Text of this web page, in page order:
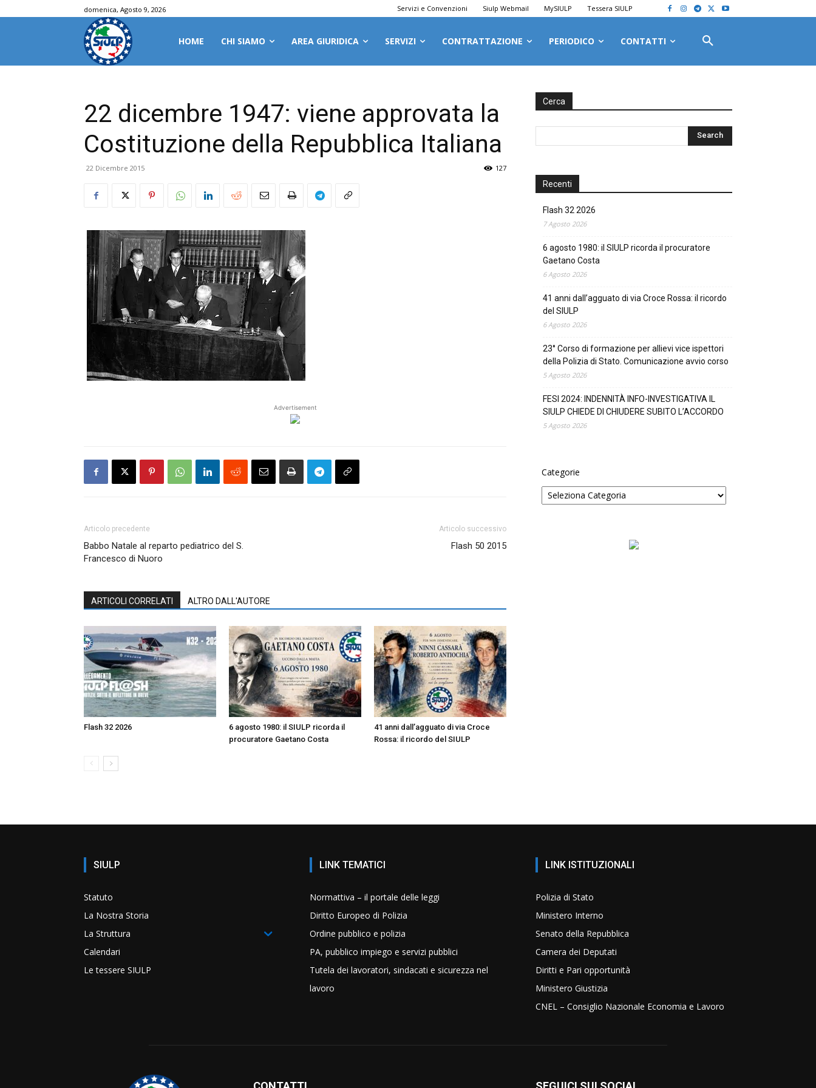
domenica, Agosto 9, 2026 Servizi e Convenzioni Siulp Webmail MySIULP Tessera SIULP
HOME CHI SIAMO AREA GIURIDICA SERVIZI CONTRATTAZIONE PERIODICO CONTATTI
22 dicembre 1947: viene approvata la
Costituzione della Repubblica Italiana
22 Dicembre 2015 127
Advertisement
Articolo precedente
Babbo Natale al reparto pediatrico del S.
Francesco di Nuoro
Articolo successivo
Flash 50 2015
ARTICOLI CORRELATI ALTRO DALL'AUTORE
Flash 32 2026
6 agosto 1980: il SIULP ricorda il
procuratore Gaetano Costa
41 anni dall’agguato di via Croce
Rossa: il ricordo del SIULP
Cerca
Recenti
Flash 32 2026
7 Agosto 2026
6 agosto 1980: il SIULP ricorda il procuratore
Gaetano Costa
6 Agosto 2026
41 anni dall’agguato di via Croce Rossa: il ricordo
del SIULP
6 Agosto 2026
23° Corso di formazione per allievi vice ispettori
della Polizia di Stato. Comunicazione avvio corso
5 Agosto 2026
FESI 2024: INDENNITÀ INFO-INVESTIGATIVA IL
SIULP CHIEDE DI CHIUDERE SUBITO L’ACCORDO
5 Agosto 2026
Categorie
SIULP
Statuto
La Nostra Storia
La Struttura
Calendari
Le tessere SIULP
LINK TEMATICI
Normattiva – il portale delle leggi
Diritto Europeo di Polizia
Ordine pubblico e polizia
PA, pubblico impiego e servizi pubblici
Tutela dei lavoratori, sindacati e sicurezza nel
lavoro
LINK ISTITUZIONALI
Polizia di Stato
Ministero Interno
Senato della Repubblica
Camera dei Deputati
Diritti e Pari opportunità
Ministero Giustizia
CNEL – Consiglio Nazionale Economia e Lavoro